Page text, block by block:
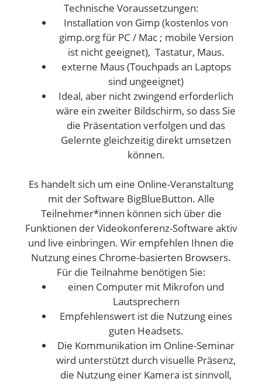
Technische Voraussetzungen:
Installation von Gimp (kostenlos von
gimp.org für PC / Mac ; mobile Version
ist nicht geeignet), Tastatur, Maus.
externe Maus (Touchpads an Laptops
sind ungeeignet)
Ideal, aber nicht zwingend erforderlich
wäre ein zweiter Bildschirm, so dass Sie
die Präsentation verfolgen und das
Gelernte gleichzeitig direkt umsetzen
können.
Es handelt sich um eine Online-Veranstaltung
mit der Software BigBlueButton. Alle
Teilnehmer*innen können sich über die
Funktionen der Videokonferenz-Software aktiv
und live einbringen. Wir empfehlen Ihnen die
Nutzung eines Chrome-basierten Browsers.
Für die Teilnahme benötigen Sie:
einen Computer mit Mikrofon und
Lautsprechern
Empfehlenswert ist die Nutzung eines
guten Headsets.
Die Kommunikation im Online-Seminar
wird unterstützt durch visuelle Präsenz,
die Nutzung einer Kamera ist sinnvoll,